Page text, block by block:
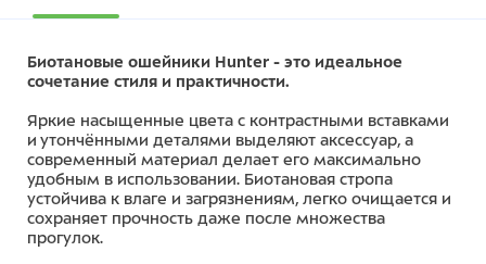
Биотановые ошейники Hunter - это идеальное
сочетание стиля и практичности.
Яркие насыщенные цвета с контрастными вставками
и утончёнными деталями выделяют аксессуар, а
современный материал делает его максимально
удобным в использовании. Биотановая стропа
устойчива к влаге и загрязнениям, легко очищается и
сохраняет прочность даже после множества
прогулок.